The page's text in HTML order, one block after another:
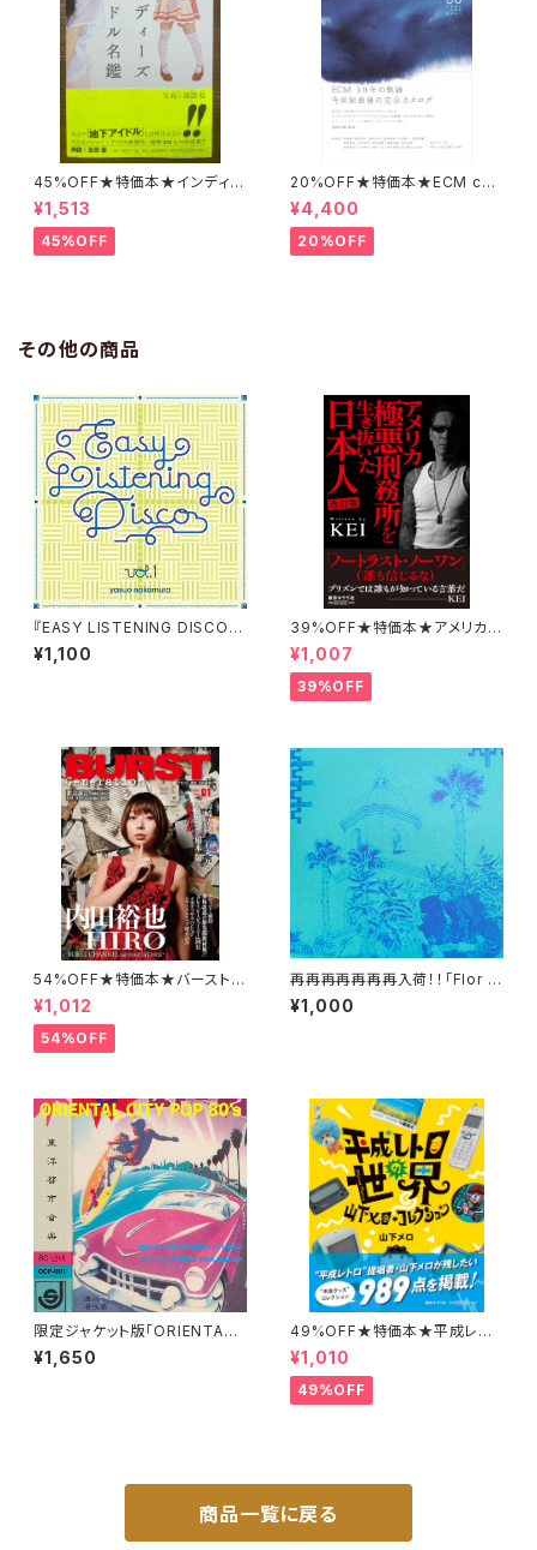
45%OFF★特価本★インディー
ズアイドル名鑑 諏訪稔
¥1,513
45%OFF
20%OFF★特価本★ECM cat
alog 増補改訂版／50th Anni
versary 稲岡邦彌 編著 revi
sed edition
¥4,400
20%OFF
その他の商品
『EASY LISTENING DISCO V
ol.1』Mixed by 中村保夫
¥1,100
39%OFF★特価本★アメリカ極
悪刑務所を生き抜いた日本人 改
訂版 KEI
¥1,007
39%OFF
54%OFF★特価本★バースト・
ジェネレーション ケロッピー
前田責任編集
¥1,012
54%OFF
再再再再再再再入荷！！「Flor y
llama」Mixed by yudayajaz
z
¥1,000
限定ジャケット版「ORIENTAL
CITY POP 80's」選曲：湯浅
学 MIX：中村保夫
¥1,650
49%OFF★特価本★平成レト
ロの世界 山下メロ・コレクショ
ン
¥1,010
49%OFF
商品一覧に戻る